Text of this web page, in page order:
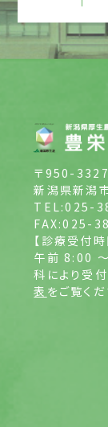
〒950-3327
新潟県新潟
TEL:025-
FAX:025-
【診療受付時
午前 8:00
科により受
表 をご覧くだ